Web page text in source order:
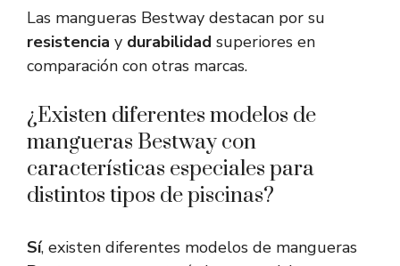
Las mangueras Bestway destacan por su
resistencia y durabilidad superiores en
comparación con otras marcas.
¿Existen diferentes modelos de
mangueras Bestway con
características especiales para
distintos tipos de piscinas?
Sí, existen diferentes modelos de mangueras